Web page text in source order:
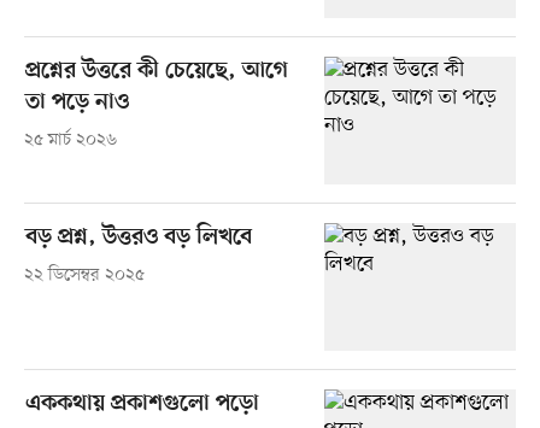
প্রশ্নের উত্তরে কী চেয়েছে, আগে
তা পড়ে নাও
২৫ মার্চ ২০২৬
বড় প্রশ্ন, উত্তরও বড় লিখবে
২২ ডিসেম্বর ২০২৫
এককথায় প্রকাশগুলো পড়ো